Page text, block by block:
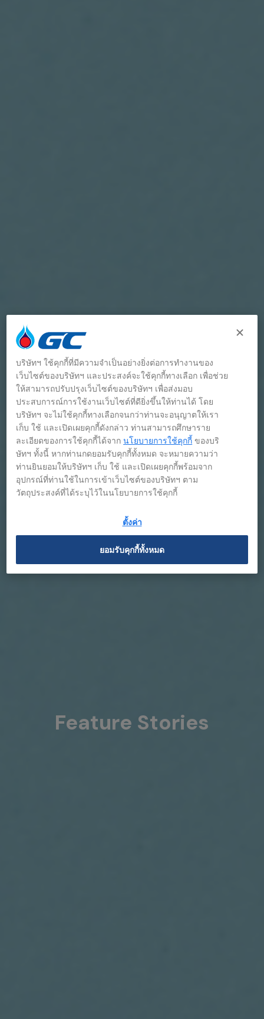
Feature Stories
บริษัทฯ ใช้คุกกี้ที่มีความจำเป็นอย่างยิ่งต่อการทำงานของ
เว็บไซต์ของบริษัทฯ และประสงค์จะใช้คุกกี้ทางเลือก เพื่อช่วย
ให้สามารถปรับปรุงเว็บไซต์ของบริษัทฯ เพื่อส่งมอบ
ประสบการณ์การใช้งานเว็บไซต์ที่ดียิ่งขึ้นให้ท่านได้ โดย
บริษัทฯ จะไม่ใช้คุกกี้ทางเลือกจนกว่าท่านจะอนุญาตให้เรา
เก็บ ใช้ และเปิดเผยคุกกี้ดังกล่าว ท่านสามารถศึกษาราย
ละเอียดของการใช้คุกกี้ได้จากนโยบายการใช้คุกกี้ ของบริ
ษัทฯ ทั้งนี้ หากท่านกดยอมรับคุกกี้ทั้งหมด จะหมายความว่า
ท่านยินยอมให้บริษัทฯ เก็บ ใช้ และเปิดเผยคุกกี้พร้อมจาก
อุปกรณ์ที่ท่านใช้ในการเข้าเว็บไซต์ของบริษัทฯ ตาม
วัตถุประสงค์ที่ได้ระบุไว้ในนโยบายการใช้คุกกี้
ตั้งค่า
ยอมรับคุกกี้ทั้งหมด